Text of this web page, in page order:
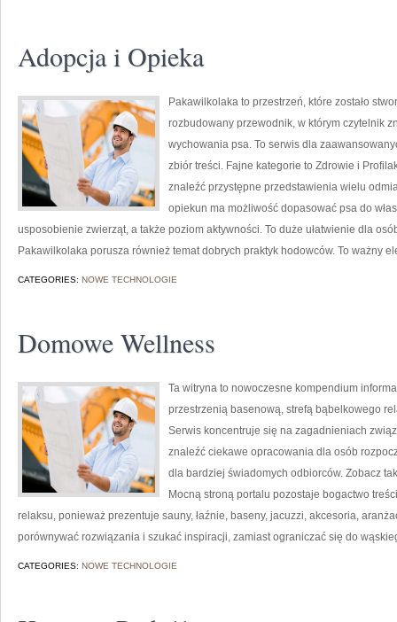
Adopcja i Opieka
Pakawilkolaka to przestrzeń, które zostało
rozbudowany przewodnik, w którym czytelnik
wychowania psa. To serwis dla
zbiór treści. Fajne kategorie to Zdrowie i
znaleźć przystępne przedstawienia wielu
opiekun ma możliwość dopasować psa do
usposobienie zwierząt, a także poziom aktywności. To duże ułatwienie dla
Pakawilkolaka porusza również temat dobrych praktyk hodowców. To ważny
CATEGORIES: NOWE TECHNOLOGIE
Domowe Wellness
Ta witryna to nowoczesne kompendium
przestrzenią basenową, strefą bąbelkowego
Serwis koncentruje się na zagadnieniach
znaleźć ciekawe opracowania dla osób
dla bardziej świadomych odbiorców. Zobacz
Mocną stroną portalu pozostaje bogactwo
relaksu, ponieważ prezentuje sauny, łaźnie, baseny, jacuzzi, akcesoria,
porównywać rozwiązania i szukać inspiracji, zamiast ograniczać się do
CATEGORIES: NOWE TECHNOLOGIE